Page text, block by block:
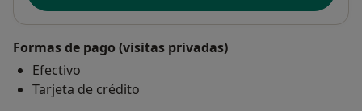
Formas de pago (visitas privadas)
Efectivo
Tarjeta de crédito